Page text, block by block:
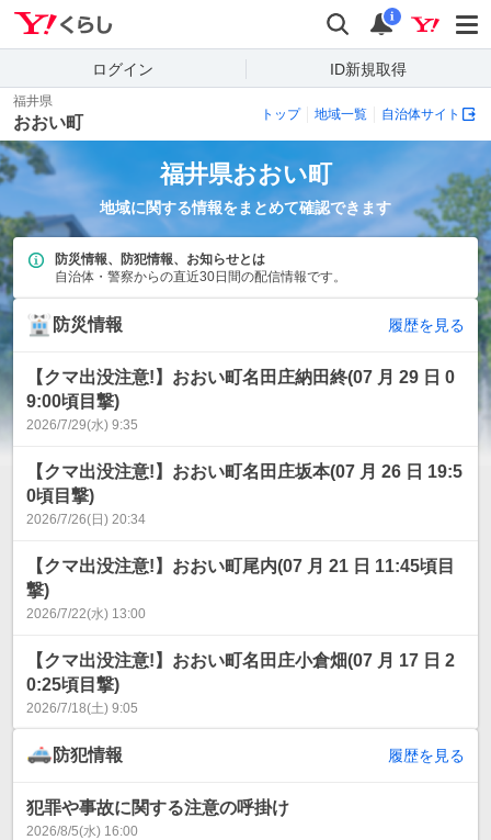
検索 通知
i
ログイン ID新規取得
福井県
おおい町 トップ 地域一覧 自治体サイト
福井県おおい町
地域に関する情報をまとめて確認できます
防災情報、防犯情報、お知らせとは
自治体・警察からの直近30日間の配信情報です。
防災情報 履歴を見る
【クマ出没注意!】おおい町名田庄納田終(07 月 29 日 0
9:00頃目撃)
2026/7/29(水) 9:35
【クマ出没注意!】おおい町名田庄坂本(07 月 26 日 19:5
0頃目撃)
2026/7/26(日) 20:34
【クマ出没注意!】おおい町尾内(07 月 21 日 11:45頃目
撃)
2026/7/22(水) 13:00
【クマ出没注意!】おおい町名田庄小倉畑(07 月 17 日 2
0:25頃目撃)
2026/7/18(土) 9:05
防犯情報 履歴を見る
犯罪や事故に関する注意の呼掛け
2026/8/5(水) 16:00